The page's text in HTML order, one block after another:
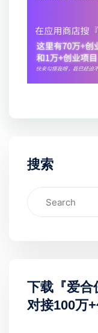
搜索
下载『爱合
对接100万